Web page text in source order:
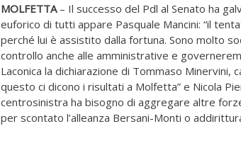
MOLFETTA– Il successo del Pdl al Senato ha
euforico di tutti appare Pasquale Mancini: “il
perché lui è assistito dalla fortuna. Sono molto
controllo anche alle amministrative e
Laconica la dichiarazione di Tommaso Minervini,
questo ci dicono i risultati a Molfetta” e Nicola
centrosinistra ha bisogno di aggregare altre
per scontato l’alleanza Bersani-Monti o